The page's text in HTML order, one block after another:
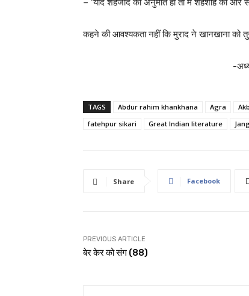
– ‘यदि शहजादे की अनुमति हो तो मैं शहंशाह की
कहने की आवश्यकता नहीं कि मुराद ने खानखाना को
-
TAGS Abdur rahim khankhana Agra
fatehpur sikari
Great Indian literature
Share Facebook
PREVIOUS ARTICLE
बेर केर को संग (88)